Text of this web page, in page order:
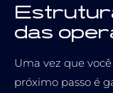
das
Uma vez que
próximo passo é